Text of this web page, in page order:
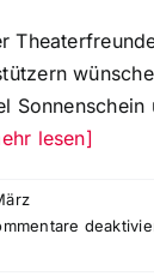
Sonnenschein
lesen]